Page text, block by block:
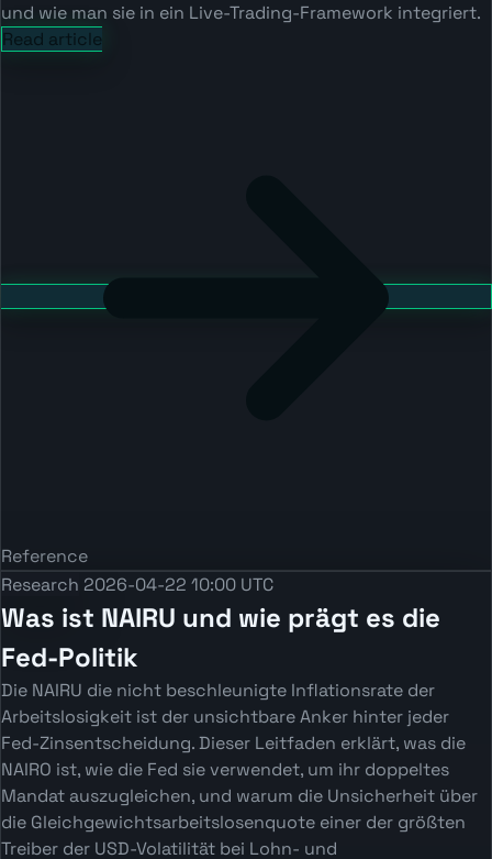
und wie man sie in ein Live-Trading-Framework integriert.
Read article
Reference
Research 2026-04-22 10:00 UTC
Was ist NAIRU und wie prägt es die
Fed-Politik
Die NAIRU die nicht beschleunigte Inflationsrate der
Arbeitslosigkeit ist der unsichtbare Anker hinter jeder
Fed-Zinsentscheidung. Dieser Leitfaden erklärt, was die
NAIRO ist, wie die Fed sie verwendet, um ihr doppeltes
Mandat auszugleichen, und warum die Unsicherheit über
die Gleichgewichtsarbeitslosenquote einer der größten
Treiber der USD-Volatilität bei Lohn- und